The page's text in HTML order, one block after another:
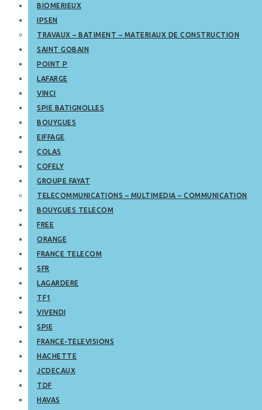
BIOMERIEUX
IPSEN
TRAVAUX – BATIMENT – MATERIAUX DE CONSTRUCTION
SAINT GOBAIN
POINT P
LAFARGE
VINCI
SPIE BATIGNOLLES
BOUYGUES
EIFFAGE
COLAS
COFELY
GROUPE FAYAT
TELECOMMUNICATIONS – MULTIMEDIA – COMMUNICATION
BOUYGUES TELECOM
FREE
ORANGE
FRANCE TELECOM
SFR
LAGARDERE
TF1
VIVENDI
SPIE
FRANCE-TELEVISIONS
HACHETTE
JCDECAUX
TDF
HAVAS